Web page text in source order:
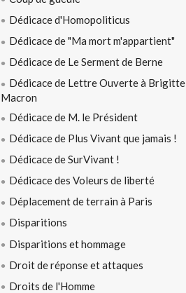
Dédicace d'Homopoliticus
Dédicace de "Ma mort m'appartient"
Dédicace de Le Serment de Berne
Dédicace de Lettre Ouverte à Brigitte
Macron
Dédicace de M. le Président
Dédicace de Plus Vivant que jamais !
Dédicace de SurVivant !
Dédicace des Voleurs de liberté
Déplacement de terrain à Paris
Disparitions
Disparitions et hommage
Droit de réponse et attaques
Droits de l'Homme